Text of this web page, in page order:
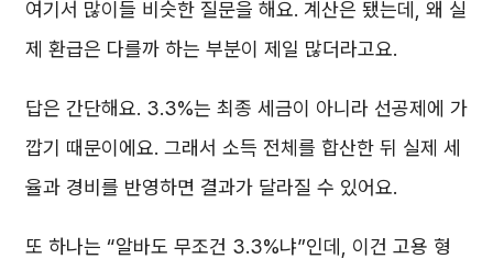
여기서 많이들 비슷한 질문을 해요. 계산은 됐는데, 왜 실
제 환급은 다를까 하는 부분이 제일 많더라고요.
답은 간단해요. 3.3%는 최종 세금이 아니라 선공제에 가
깝기 때문이에요. 그래서 소득 전체를 합산한 뒤 실제 세
율과 경비를 반영하면 결과가 달라질 수 있어요.
또 하나는 “알바도 무조건 3.3%냐”인데, 이건 고용 형